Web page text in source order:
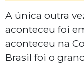
A única outra
aconteceu foi
aconteceu na
Brasil foi o